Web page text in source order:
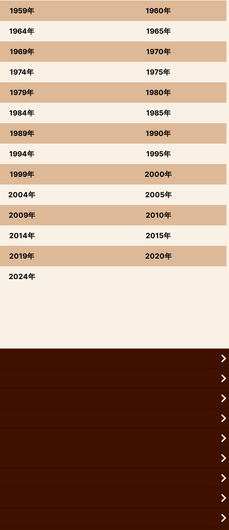
1959年 1960年
1964年 1965年
1969年 1970年
1974年 1975年
1979年 1980年
1984年 1985年
1989年 1990年
1994年 1995年
1999年 2000年
2004年 2005年
2009年 2010年
2014年 2015年
2019年 2020年
2024年